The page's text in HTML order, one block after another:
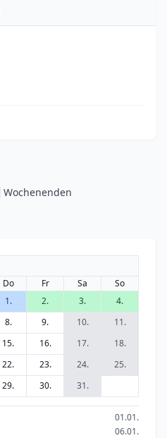
Wochenenden
Do Fr Sa
So
1.
2. 3.
4.
8. 9. 10.
11.
15. 16. 17.
18.
22. 23. 24.
25.
29. 30. 31.
01.01.
06.01.